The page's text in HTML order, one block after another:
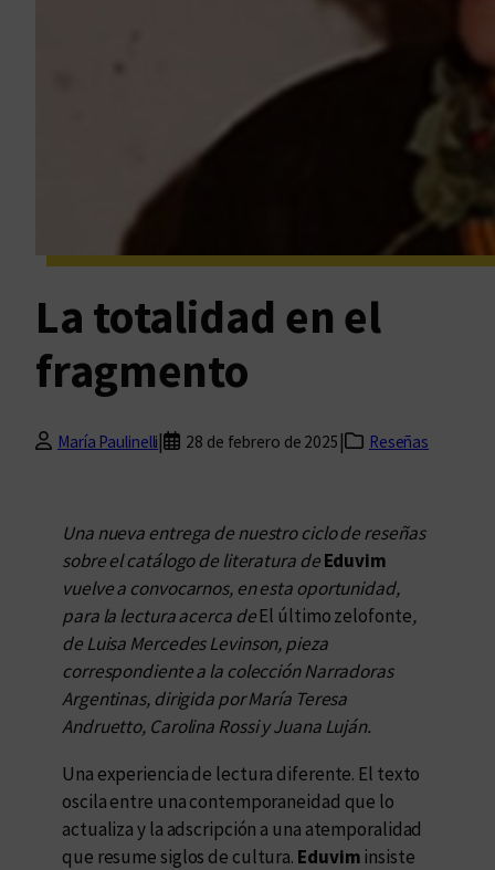
La totalidad en el
fragmento
María Paulinelli| 28 de febrero de 2025 | Reseñas
Una nueva entrega de nuestro ciclo de reseñas
sobre el catálogo de literatura deEduvim
vuelve a convocarnos, en esta oportunidad,
para la lectura acerca deEl último zelofonte,
de Luisa Mercedes Levinson, pieza
correspondiente a la colección Narradoras
Argentinas, dirigida por María Teresa
Andruetto, Carolina Rossi y Juana Luján.
Una experiencia de lectura diferente. El texto
oscila entre una contemporaneidad que lo
actualiza y la adscripción a una atemporalidad
que resume siglos de cultura. Eduvim insiste